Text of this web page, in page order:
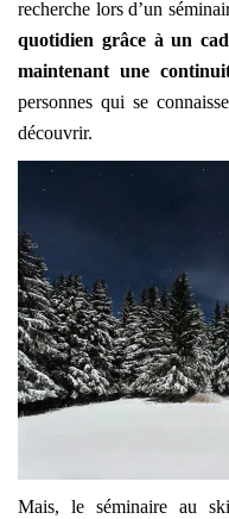
recherche lors d’un
quotidien grâce à un
maintenant une
personnes qui se
découvrir.
Mais, le séminaire au